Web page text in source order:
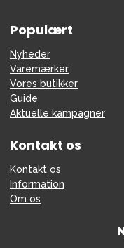
Populært
Nyheder
Varemærker
Vores butikker
Guide
Aktuelle kampagner
Kontakt os
Kontakt os
Information
Om os